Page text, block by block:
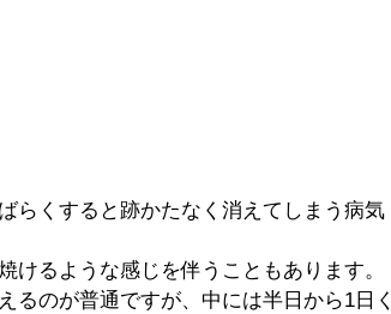
らくすると跡かたなく消えてしまう病気
るような感じを伴うこともあります。
るのが普通ですが、中には半日から1日く